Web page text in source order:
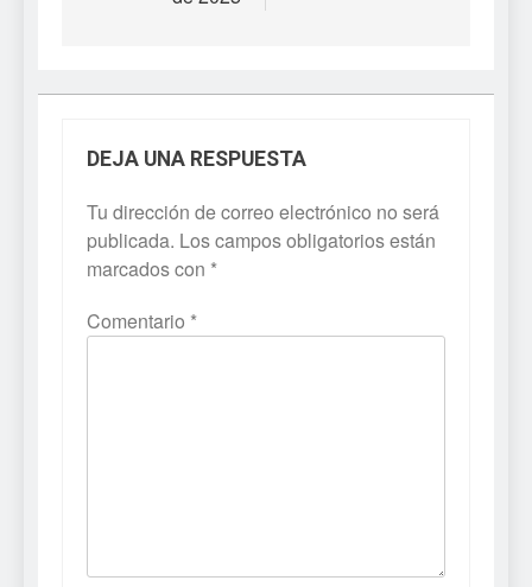
DEJA UNA RESPUESTA
Tu dirección de correo electrónico no será
publicada. Los campos obligatorios están
marcados con *
Comentario *